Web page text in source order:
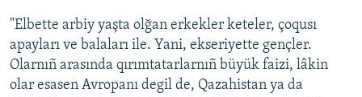
"Elbette arbiy yaşta olğan erkekler keteler, çoqusı
apayları ve balaları ile. Yani, ekseriyette gençler.
Olarnıñ arasında qırımtatarlarnıñ büyük faizi, lâkin
olar esasen Avropanı degil de, Qazahistan ya da